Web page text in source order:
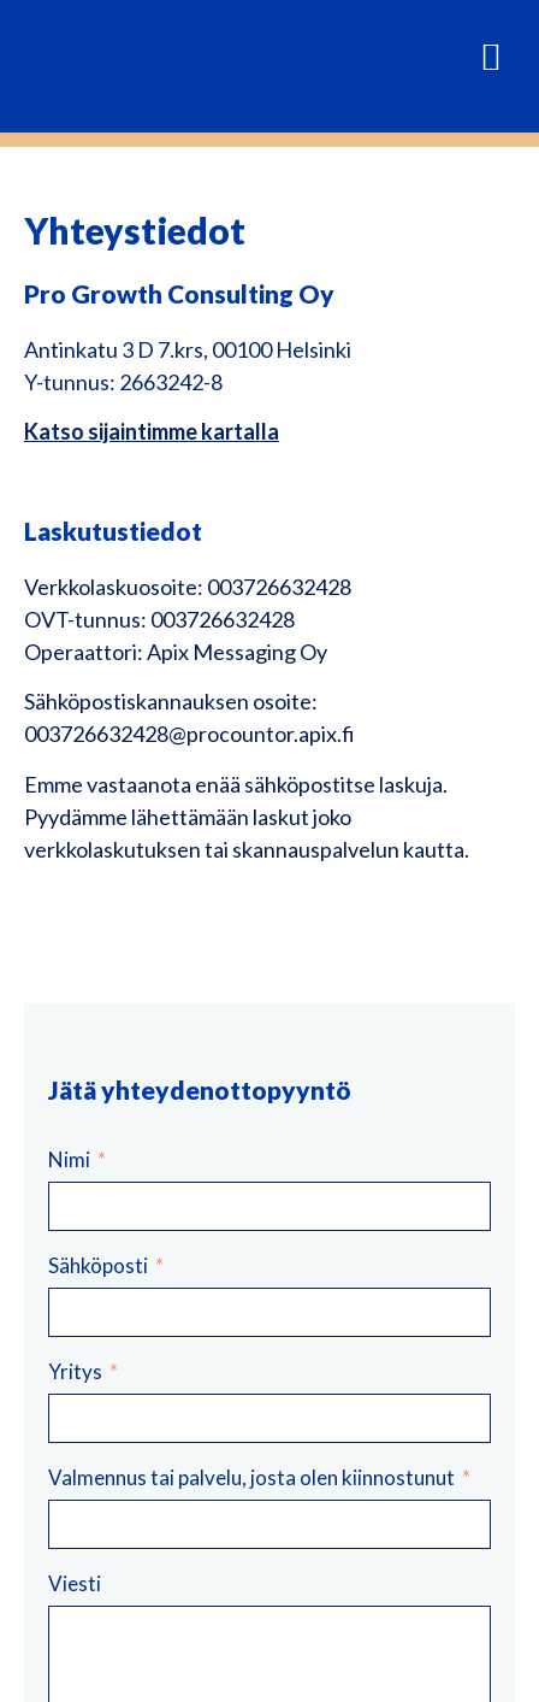
Yhteystiedot
Pro Growth Consulting Oy
Antinkatu 3 D 7.krs, 00100 Helsinki
Y-tunnus: 2663242-8
Katso sijaintimme kartalla
Laskutustiedot
Verkkolaskuosoite: 003726632428
OVT-tunnus: 003726632428
Operaattori: Apix Messaging Oy
Sähköpostiskannauksen osoite:
003726632428@procountor.apix.fi
Emme vastaanota enää sähköpostitse laskuja.
Pyydämme lähettämään laskut joko
verkkolaskutuksen tai skannauspalvelun kautta.
Jätä yhteydenottopyyntö
Nimi
Sähköposti
Yritys
Valmennus tai palvelu, josta olen kiinnostunut
Viesti